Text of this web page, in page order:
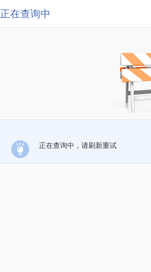
正在查询中
正在查询中，请刷新重试